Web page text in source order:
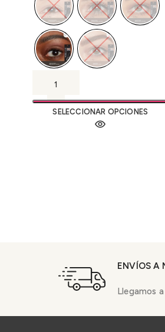
SELECCIONAR OPCIONES
ENVÍOS A
Llegamos